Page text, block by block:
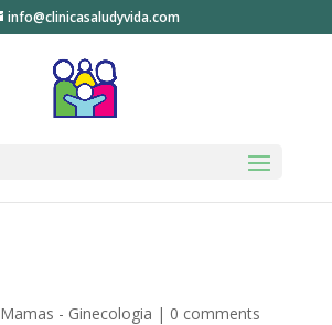
info@clinicasaludyvida.com
Mamas - Ginecologia | 0 comments